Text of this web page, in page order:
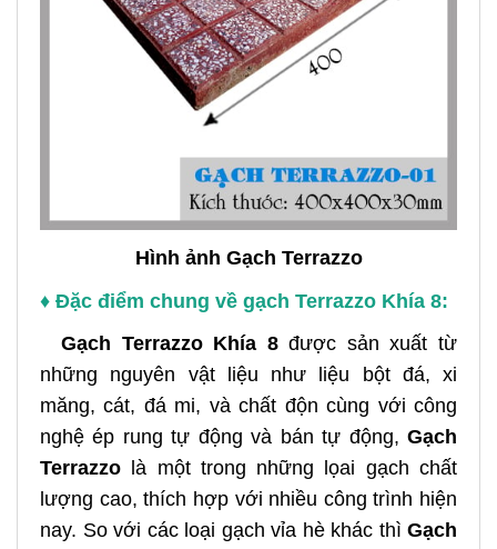
Hình ảnh Gạch Terrazzo
♦ Đặc điểm chung về gạch Terrazzo Khía 8:
Gạch Terrazzo Khía 8được sản xuất từ
những nguyên vật liệu như liệu bột đá, xi
măng, cát, đá mi, và chất độn cùng với công
nghệ ép rung tự động và bán tự động, Gạch
Terrazzo là một trong những lọai gạch chất
lượng cao, thích hợp với nhiều công trình hiện
nay. So với các loại gạch vỉa hè khác thì Gạch